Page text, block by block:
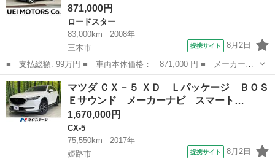
871,000円
ロードスター
83,000km
2008年
三木市
提携サイト 8月2日
■ 支払総額: 99万円 ■ 車両本体価格： 871,000 円 ■ メーカー
名： マツダ ■ 車種名： ロードスター ■ グレード名： ロード
スターＲＨＴ リトラクタブルハードトップ／純正ナビ／Ｂｌｕｅｔ
ｏｏｔｈオーディ...
兵庫 三木市 ロードスター
マツダ ＣＸ－５ ＸＤ Ｌパッケージ ＢＯＳ
Ｅサウンド メーカーナビ スマート…
1,670,000円
CX-5
75,550km
2017年
姫路市
提携サイト 8月2日